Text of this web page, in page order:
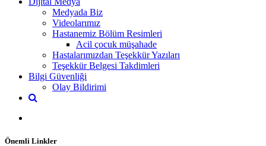
Medyada Biz
Videolarımız
Hastanemiz Bölüm Resimleri
Acil çocuk müşahade
Hastalarımızdan Teşekkür Yazıları
Teşekkür Belgesi Takdimleri
Bilgi Güvenliği
Olay Bildirimi
Önemli Linkler